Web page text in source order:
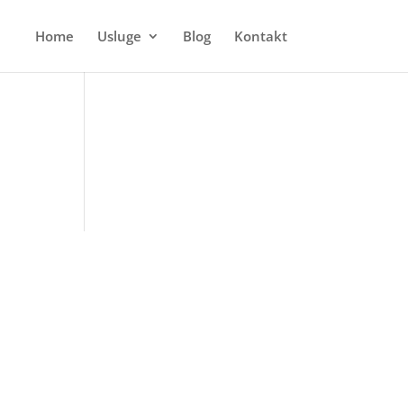
Home Usluge Blog Kontakt